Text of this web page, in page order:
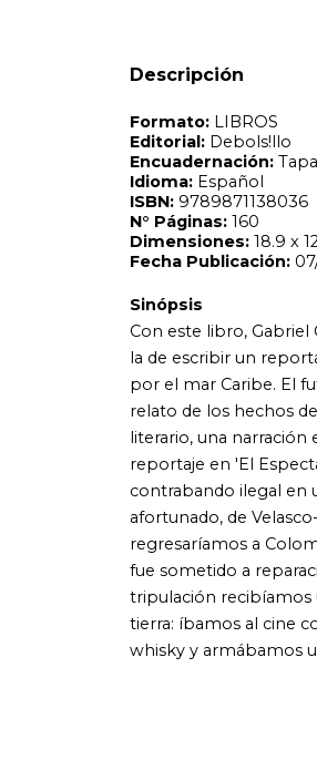
Descripción
Con este libro, Gabriel
la de escribir un reportaje
relato de los hechos de boca
literario, una narración
reportaje en 'El Espectador'
contrabando ilegal en un
afortunado, de Velasco- y el
regresaríamos a Colombia.
fue sometido a reparaciones
tierra: íbamos al cine con la
whisky y armábamos una